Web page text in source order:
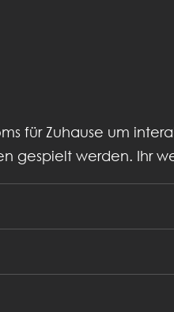
für Zuhause um
gespielt werden. Ihr